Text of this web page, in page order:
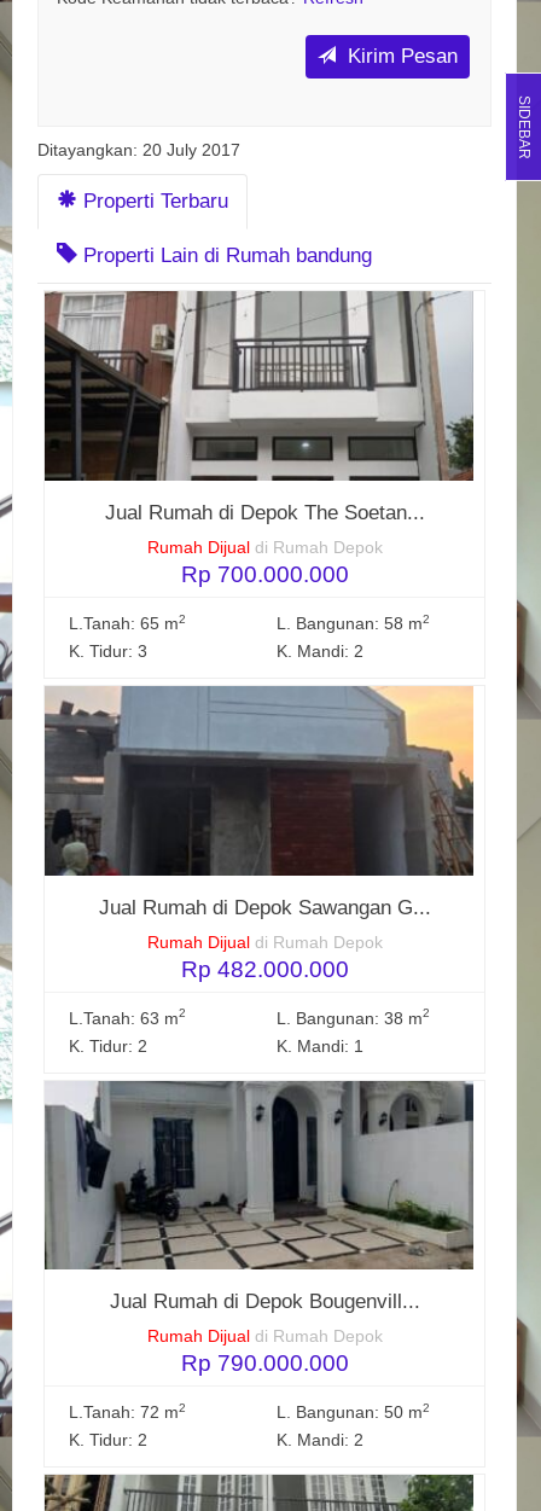
Kirim Pesan
Ditayangkan: 20 July 2017
Properti Terbaru
Properti Lain di Rumah bandung
Jual Rumah di Depok The Soetan...
Rumah Dijual di Rumah Depok
Rp 700.000.000
L.Tanah: 65 m2 L. Bangunan: 58 m2
K. Tidur: 3 K. Mandi: 2
Jual Rumah di Depok Sawangan G...
Rumah Dijual di Rumah Depok
Rp 482.000.000
L.Tanah: 63 m2 L. Bangunan: 38 m2
K. Tidur: 2 K. Mandi: 1
Jual Rumah di Depok Bougenvill...
Rumah Dijual di Rumah Depok
Rp 790.000.000
L.Tanah: 72 m2 L. Bangunan: 50 m2
K. Tidur: 2 K. Mandi: 2
SIDEBAR